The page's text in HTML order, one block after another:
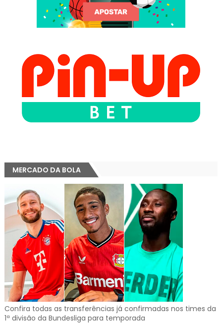
MERCADO DA BOLA
Confira todas as transferências já confirmadas nos times da
1ª divisão da Bundesliga para temporada